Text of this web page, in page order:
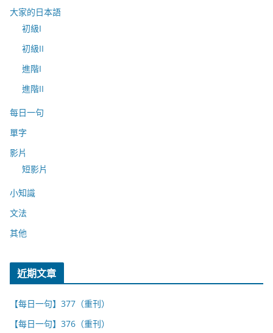
大家的日本語
初級I
初級II
進階I
進階II
每日一句
單字
影片
短影片
小知識
文法
其他
近期文章
【每日一句】377（重刊）
【每日一句】376（重刊）